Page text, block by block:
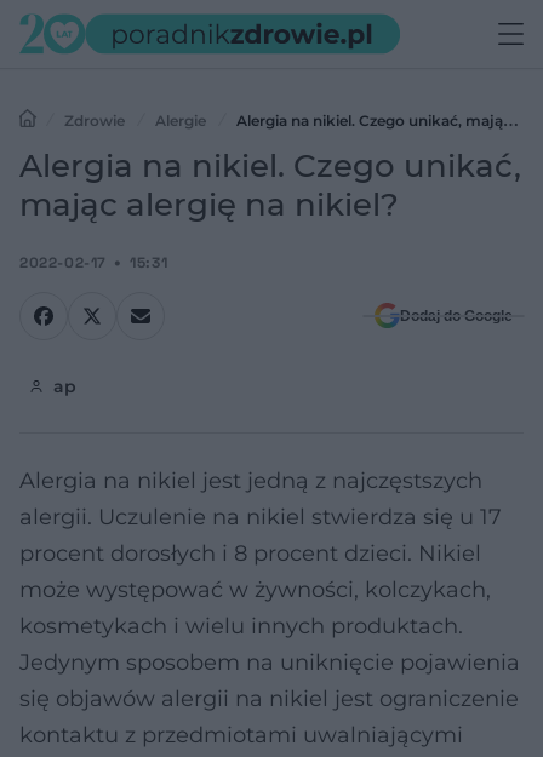
Zdrowie Alergie
Alergia na nikiel. Czego unikać, mając
alergię na nikiel?
Alergia na nikiel. Czego unikać,
mając alergię na nikiel?
2022-02-17 15:31
Dodaj do Google
ap
Alergia na nikiel jest jedną z najczęstszych
alergii. Uczulenie na nikiel stwierdza się u 17
procent dorosłych i 8 procent dzieci. Nikiel
może występować w żywności, kolczykach,
kosmetykach i wielu innych produktach.
Jedynym sposobem na uniknięcie pojawienia
się objawów alergii na nikiel jest ograniczenie
kontaktu z przedmiotami uwalniającymi